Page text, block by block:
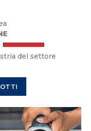
del settore